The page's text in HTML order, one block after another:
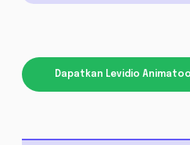
Dapatkan Levidio